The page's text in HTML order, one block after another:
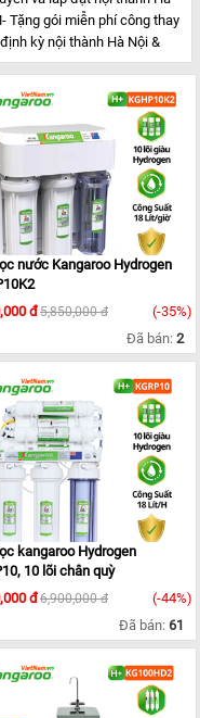
Tặng gói miễn phí công thay
kỳ nội thành Hà Nội &
hàng ngoại thành: Thanh
máy trở đi HOẶC giới thiệu
công tặng ngay
nước Kangaroo Hydrogen
đ5,850,000 đ
(-35%)
Đã bán: 2
kangaroo Hydrogen
10 lõi chân quỳ
đ6,900,000 đ
(-44%)
Đã bán: 61